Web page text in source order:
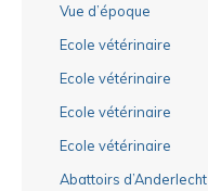
Vue d’époque
Ecole vétérinaire
Ecole vétérinaire
Ecole vétérinaire
Ecole vétérinaire
Abattoirs d’Anderlecht